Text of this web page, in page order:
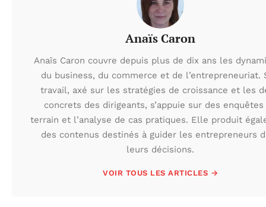
Anaïs Caron
Anaïs Caron couvre depuis plus de dix ans les
du business, du commerce et de l’entrepreneuriat.
travail, axé sur les stratégies de croissance et les
concrets des dirigeants, s’appuie sur des enquêtes
terrain et l’analyse de cas pratiques. Elle produit
des contenus destinés à guider les entrepreneurs
leurs décisions.
VOIR TOUS LES ARTICLES →